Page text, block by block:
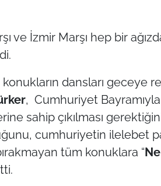
ve İzmir Marşı hep bir
dansları geceye
, Cumhuriyet Bayramıyla
sahip çıkılması
cumhuriyetin ilelebet
tüm konuklara “